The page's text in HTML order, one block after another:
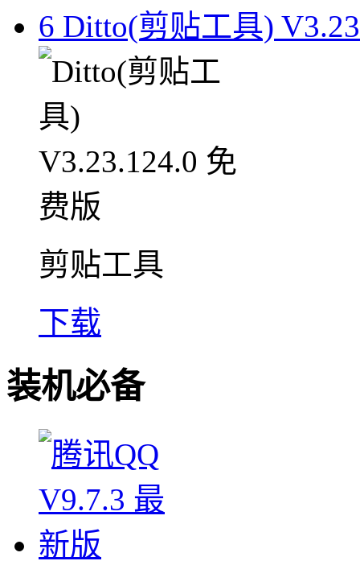
6 Ditto(剪贴工具)
剪贴工具
下载
装机必备